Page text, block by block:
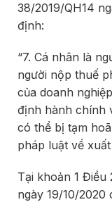
38/2019/QH14
định:
“7. Cá nhân là
người nộp thuế
của doanh
định hành chính
có thể bị tạm
pháp luật về
Tại khoản 1 Điều
ngày 19/10/2020